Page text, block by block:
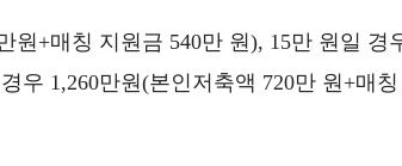
원+매칭 지원금 540만 원), 15만 원일 경
우 1,260만원(본인저축액 720만 원+매칭